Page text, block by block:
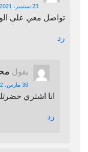
23 سبتمبر، 2021 الساعة 2:42 ص
تواصل معي علي الواتساب
رد
يقول
30 مارس، 2022 الساعة 1:56 م
انا اشتري
رد